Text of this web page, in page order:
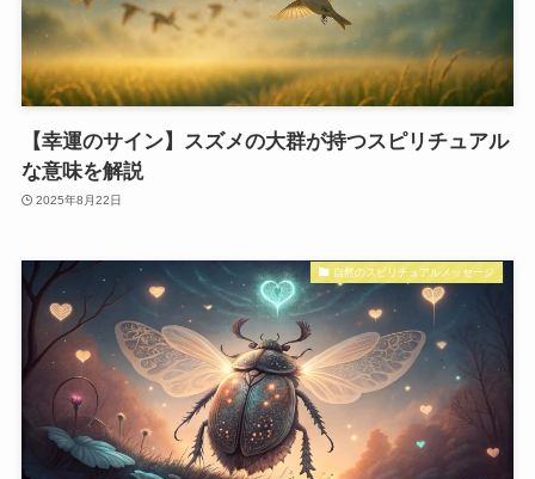
【幸運のサイン】スズメの大群が持つスピリチュアル
な意味を解説
2025年8月22日
自然のスピリチュアルメッセージ